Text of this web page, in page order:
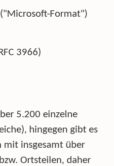
Format")
3966)
5.200 einzelne
hingegen gibt es
mit insgesamt über
Ortsteilen, daher